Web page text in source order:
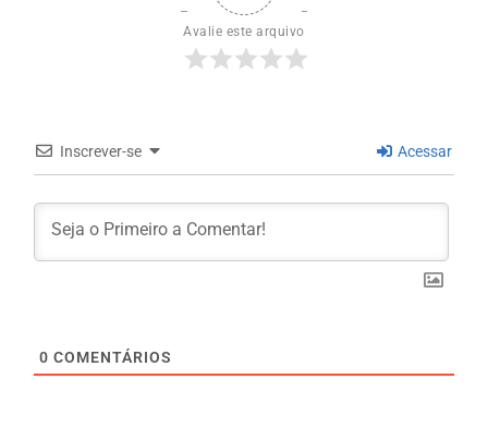
Avalie este arquivo
Inscrever-se Acessar
0 COMENTÁRIOS